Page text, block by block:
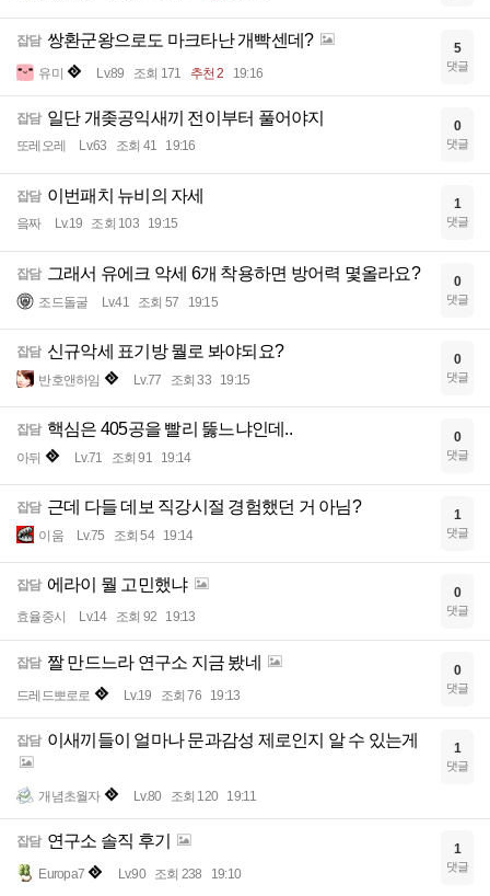
잡담 쌍환군왕으로도 마크타난 개빡센데?
유미 Lv.89 조회 171 추천 2 19:16
5
댓글
잡담 일단 개좆공익새끼 전이부터 풀어야지
또레오레 Lv.63 조회 41 19:16
0
댓글
잡담 이번패치 뉴비의 자세
읔짜 Lv.19 조회 103 19:15
1
댓글
잡담 그래서 유에크 악세 6개 착용하면 방어력 몇올라요?
조드돌굴 Lv.41 조회 57 19:15
0
댓글
잡담 신규악세 표기방 뭘로 봐야되요?
반호앤하임 Lv.77 조회 33 19:15
0
댓글
잡담 핵심은 405공을 빨리 뚫느냐인데..
아뒤 Lv.71 조회 91 19:14
0
댓글
잡담 근데 다들 데보 직강시절 경험했던 거 아님?
이움 Lv.75 조회 54 19:14
1
댓글
잡담 에라이 뭘 고민했냐
효율중시 Lv.14 조회 92 19:13
0
댓글
잡담 짤 만드느라 연구소 지금 봤네
드레드뽀로로 Lv.19 조회 76 19:13
0
댓글
잡담 이새끼들이 얼마나 문과감성 제로인지 알 수 있는게
개념초월자 Lv.80 조회 120 19:11
1
댓글
잡담 연구소 솔직 후기
Europa7 Lv.90 조회 238 19:10
1
댓글